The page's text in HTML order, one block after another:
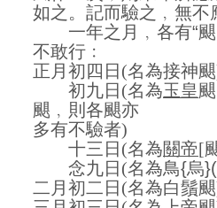
如之。記而驗之﹐無不
一年之月﹐各有“
不敢行﹕
正月初四日 (名為接神颶
初九日 (名為玉皇
颶﹐則各颶亦
多有不驗者)
十三日 (名為關帝[
念九日 (名為鳥{烏
二月初二日 (名為白鬚颶